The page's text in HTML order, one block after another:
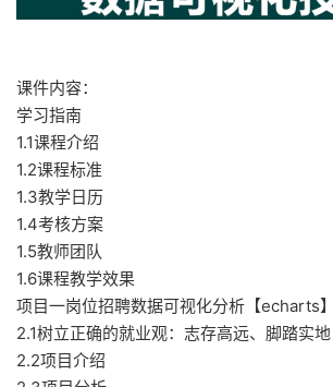
课件内容：
学习指南
1.1课程介绍
1.2课程标准
1.3教学日历
1.4考核方案
1.5教师团队
1.6课程教学效果
项目一岗位招聘数据可视化分析【echarts】
2.1树立正确的就业观：志存高远、脚踏实地
2.2项目介绍